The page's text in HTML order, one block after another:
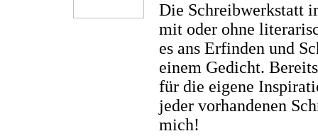
Die Schreibwerkstatt
mit oder ohne
es ans Erfinden und
einem Gedicht.
für die eigene
jeder vorhandenen
mich!